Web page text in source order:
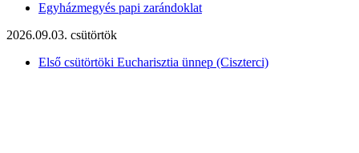
Egyházmegyés papi zarándoklat
2026.09.03. csütörtök
Első csütörtöki Eucharisztia ünnep (Ciszterci)